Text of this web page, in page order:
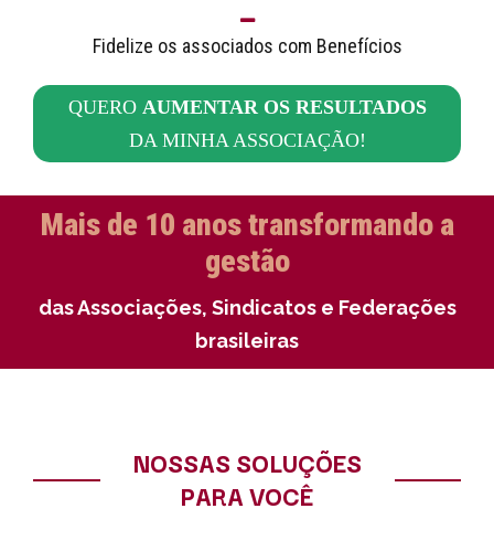
Fidelize os associados com Benefícios
QUERO AUMENTAR OS RESULTADOS
DA MINHA ASSOCIAÇÃO!
Mais de 10 anos transformando a
gestão
das Associações, Sindicatos e Federações
brasileiras
NOSSAS SOLUÇÕES
PARA VOCÊ